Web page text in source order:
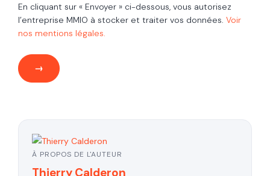
En cliquant sur « Envoyer » ci-dessous, vous autorisez
l’entreprise MMIO à stocker et traiter vos données. Voir
nos mentions légales.
À PROPOS DE L'AUTEUR
Thierry Calderon